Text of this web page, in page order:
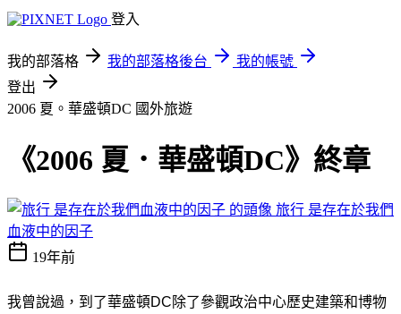
登入
我的部落格 我的部落格後台
我的帳號
登出
2006 夏。華盛頓DC 國外旅遊
《2006 夏．華盛頓DC》終章
旅行 是存在於我們
血液中的因子
19年前
我曾說過，到了華盛頓DC除了參觀政治中心歷史建築和博物